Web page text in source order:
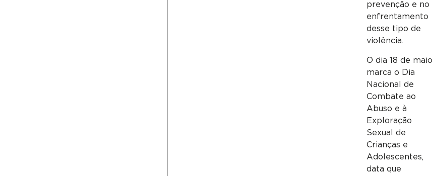
prevenção e no
enfrentamento
desse tipo de
violência.
O dia 18 de maio
marca o Dia
Nacional de
Combate ao
Abuso e à
Exploração
Sexual de
Crianças e
Adolescentes,
data que